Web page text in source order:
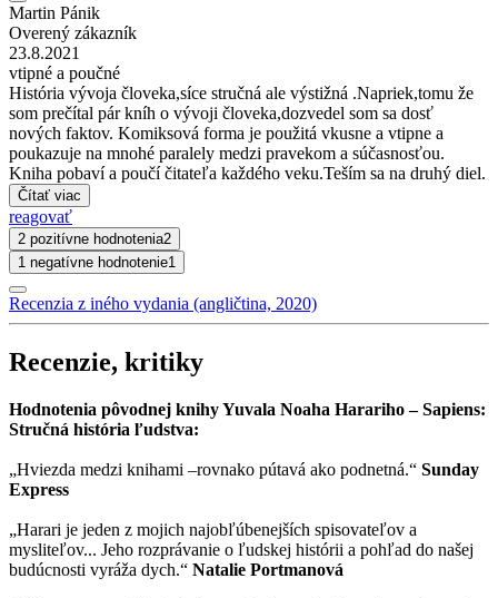
Martin Pánik
Overený zákazník
23.8.2021
vtipné a poučné
História vývoja človeka,síce stručná ale výstižná .Napriek,tomu že
som prečítal pár kníh o vývoji človeka,dozvedel som sa dosť
nových faktov. Komiksová forma je použitá vkusne a vtipne a
poukazuje na mnohé paralely medzi pravekom a súčasnosťou.
Kniha pobaví a poučí čitateľa každého veku.Teším sa na druhý diel.
Čítať viac
reagovať
2 pozitívne hodnotenia2
1 negatívne hodnotenie1
Recenzia z iného vydania (angličtina, 2020)
Recenzie, kritiky
Hodnotenia pôvodnej knihy Yuvala Noaha Harariho – Sapiens:
Stručná história ľudstva:
„Hviezda medzi knihami –rovnako pútavá ako podnetná.“ Sunday
Express
„Harari je jeden z mojich najobľúbenejších spisovateľov a
mysliteľov... Jeho rozprávanie o ľudskej histórii a pohľad do našej
budúcnosti vyráža dych.“ Natalie Portmanová